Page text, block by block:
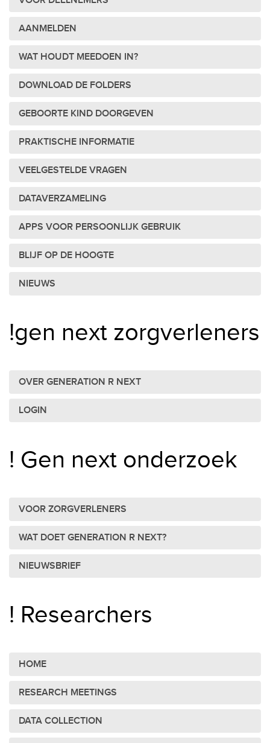
AANMELDEN
WAT HOUDT MEEDOEN IN?
DOWNLOAD DE FOLDERS
GEBOORTE KIND DOORGEVEN
PRAKTISCHE INFORMATIE
VEELGESTELDE VRAGEN
DATAVERZAMELING
APPS VOOR PERSOONLIJK GEBRUIK
BLIJF OP DE HOOGTE
NIEUWS
!gen next zorgverleners
OVER GENERATION R NEXT
LOGIN
! Gen next onderzoek
VOOR ZORGVERLENERS
WAT DOET GENERATION R NEXT?
NIEUWSBRIEF
! Researchers
HOME
RESEARCH MEETINGS
DATA COLLECTION